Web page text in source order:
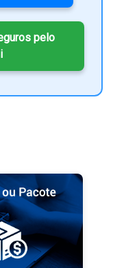
pelo